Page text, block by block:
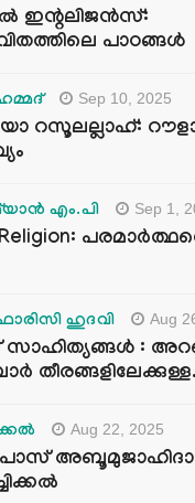
ഇന്റലിജൻസ്:
പാഠങ്ങൾ
Sep 10, 2025
യാ റസൂലല്ലാഹ്:
എം.പി Sep 1,
ഹുദവി Aug
സാഹിത്യങ്ങൾ :
Aug 22, 2025